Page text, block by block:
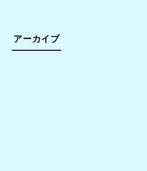
アーカイブ